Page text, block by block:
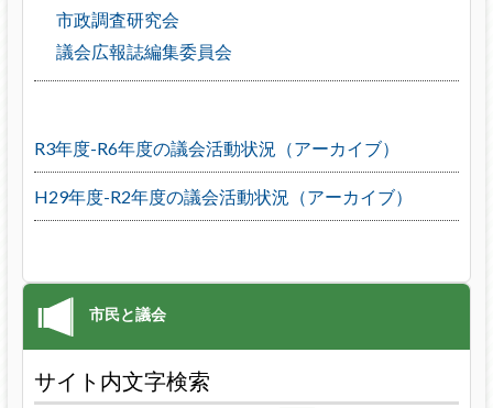
市政調査研究会
議会広報誌編集委員会
R3年度-R6年度の議会活動状況（アーカイブ）
H29年度-R2年度の議会活動状況（アーカイブ）
サイト内文字検索